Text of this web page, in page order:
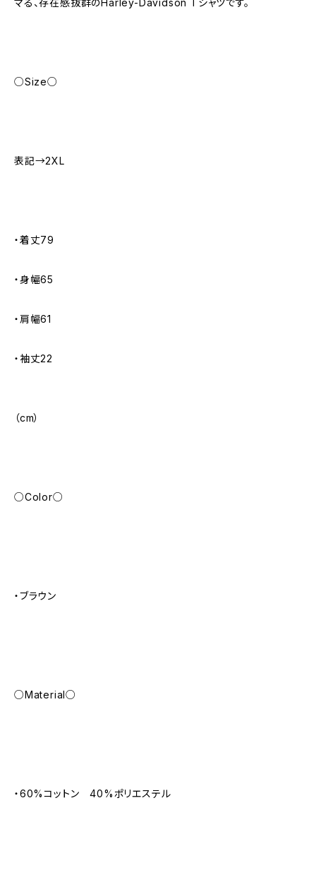
マる、存在感抜群のHarley-Davidson Tシャツです。
○Size○
表記→2XL
・着丈79
・身幅65
・肩幅61
・袖丈22
（cm）
○Color○
・ブラウン
○Material○
・60%コットン 40%ポリエステル